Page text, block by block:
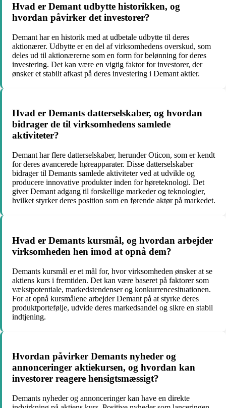
Hvad er Demant udbytte historikken, og
hvordan påvirker det investorer?
Demant har en historik med at udbetale udbytte til deres
aktionærer. Udbytte er en del af virksomhedens overskud, som
deles ud til aktionærerne som en form for belønning for deres
investering. Det kan være en vigtig faktor for investorer, der
ønsker et stabilt afkast på deres investering i Demant aktier.
Hvad er Demants datterselskaber, og hvordan
bidrager de til virksomhedens samlede
aktiviteter?
Demant har flere datterselskaber, herunder Oticon, som er kendt
for deres avancerede høreapparater. Disse datterselskaber
bidrager til Demants samlede aktiviteter ved at udvikle og
producere innovative produkter inden for høreteknologi. Det
giver Demant adgang til forskellige markeder og teknologier,
hvilket styrker deres position som en førende aktør på markedet.
Hvad er Demants kursmål, og hvordan arbejder
virksomheden hen imod at opnå dem?
Demants kursmål er et mål for, hvor virksomheden ønsker at se
aktiens kurs i fremtiden. Det kan være baseret på faktorer som
vækstpotentiale, markedstendenser og konkurrencesituationen.
For at opnå kursmålene arbejder Demant på at styrke deres
produktportefølje, udvide deres markedsandel og sikre en stabil
indtjening.
Hvordan påvirker Demants nyheder og
annonceringer aktiekursen, og hvordan kan
investorer reagere hensigtsmæssigt?
Demants nyheder og annonceringer kan have en direkte